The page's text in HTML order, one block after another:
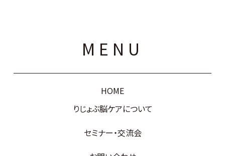
MENU
HOME
りじょぶ脳ケアについて
セミナー・交流会